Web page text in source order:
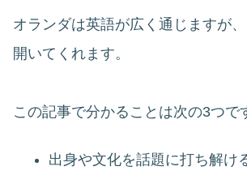
オランダは英語が広く通じますが
開いてくれます。
この記事で分かることは次の3つで
出身や文化を話題に打ち解け